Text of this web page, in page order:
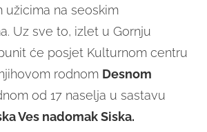
užicima na seoskim
Uz sve to, izlet u Gornju
će posjet Kulturnom centru
rodnom Desnom
od 17 naselja u sastavu
Ves nadomak Siska.